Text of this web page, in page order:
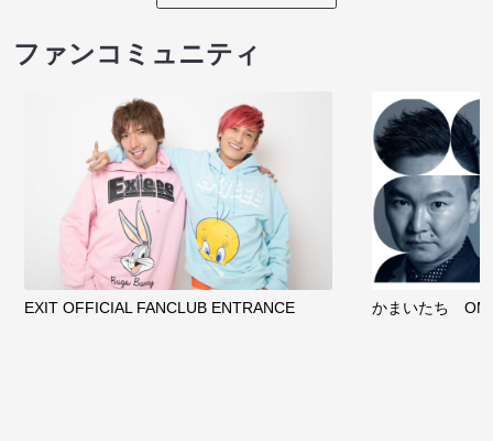
ファンコミュニティ
EXIT OFFICIAL FANCLUB ENTRANCE かまいたち